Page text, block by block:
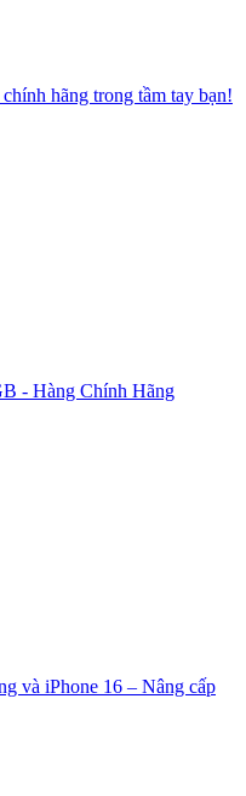
hãng trong tầm tay bạn!
- Hàng Chính Hãng
và iPhone 16 – Nâng cấp